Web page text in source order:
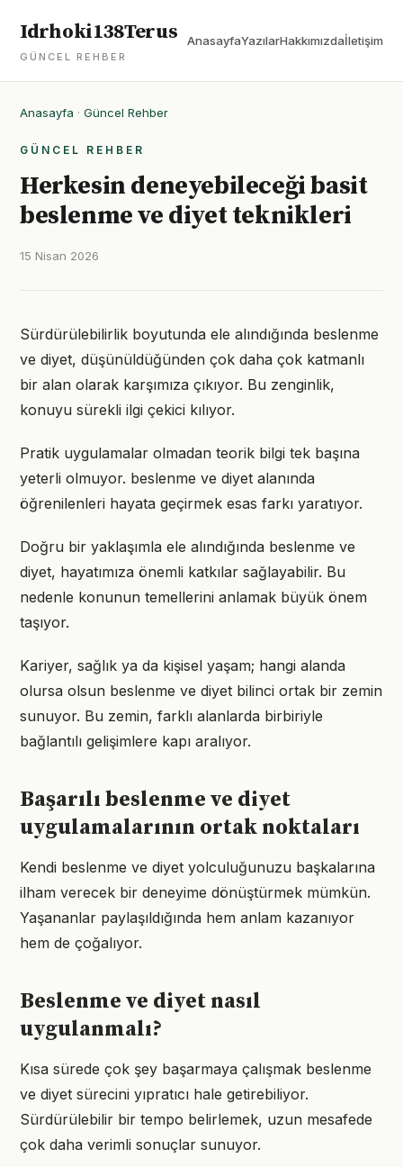
Idrhoki138Terus
GÜNCEL REHBER
AnasayfaYazılarHakkımızdaİletişim
Anasayfa · Güncel Rehber
GÜNCEL REHBER
Herkesin deneyebileceği basit
beslenme ve diyet teknikleri
15 Nisan 2026
Sürdürülebilirlik boyutunda ele alındığında beslenme
ve diyet, düşünüldüğünden çok daha çok katmanlı
bir alan olarak karşımıza çıkıyor. Bu zenginlik,
konuyu sürekli ilgi çekici kılıyor.
Pratik uygulamalar olmadan teorik bilgi tek başına
yeterli olmuyor. beslenme ve diyet alanında
öğrenilenleri hayata geçirmek esas farkı yaratıyor.
Doğru bir yaklaşımla ele alındığında beslenme ve
diyet, hayatımıza önemli katkılar sağlayabilir. Bu
nedenle konunun temellerini anlamak büyük önem
taşıyor.
Kariyer, sağlık ya da kişisel yaşam; hangi alanda
olursa olsun beslenme ve diyet bilinci ortak bir zemin
sunuyor. Bu zemin, farklı alanlarda birbiriyle
bağlantılı gelişimlere kapı aralıyor.
Başarılı beslenme ve diyet
uygulamalarının ortak noktaları
Kendi beslenme ve diyet yolculuğunuzu başkalarına
ilham verecek bir deneyime dönüştürmek mümkün.
Yaşananlar paylaşıldığında hem anlam kazanıyor
hem de çoğalıyor.
Beslenme ve diyet nasıl
uygulanmalı?
Kısa sürede çok şey başarmaya çalışmak beslenme
ve diyet sürecini yıpratıcı hale getirebiliyor.
Sürdürülebilir bir tempo belirlemek, uzun mesafede
çok daha verimli sonuçlar sunuyor.